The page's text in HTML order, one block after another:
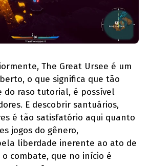
The Great Ursee é um
o que significa que tão
do raso tutorial, é possível
E descobrir santuários,
é tão satisfatório aqui quanto
jogos do gênero,
liberdade inerente ao ato de
o combate, que no início é